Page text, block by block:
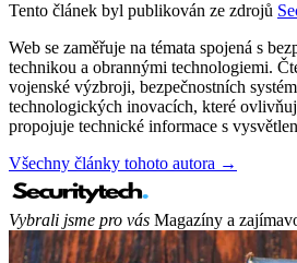
Tento článek byl publikován ze zdrojů
Web se zaměřuje na témata spojená s
technikou a obrannými technologiemi.
vojenské výzbroji, bezpečnostních
technologických inovacích, které
propojuje technické informace s
Všechny články tohoto autora →
Vybrali jsme pro vás Magazíny a